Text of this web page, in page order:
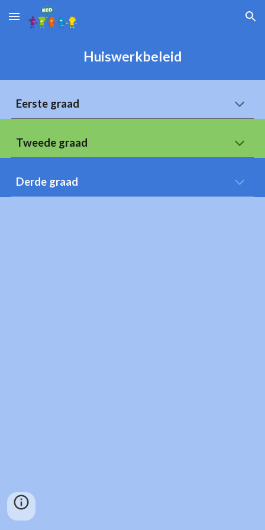
Skip to main content Skip to navigation
Huiswerkbeleid
Eerste graad
Tweede graad
Derde graad